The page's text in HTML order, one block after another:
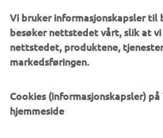
gir deg total frihet til å utforske
Vi bruker informasjonskapsler til
besøker nettstedet vårt, slik at
nettstedet, produktene,
markedsføringen.
Cookies (informasjonskapsler)
hjemmeside